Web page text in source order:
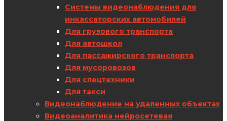
Системы видеонаблюдения для
инкассаторских автомобилей
Для грузового транспорта
Для автошкол
Для пассажирского транспорта
Для мусоровозов
Для спецтехники
Для такси
Видеонаблюдение на удаленных объектах
Видеоаналитика нейросетевая